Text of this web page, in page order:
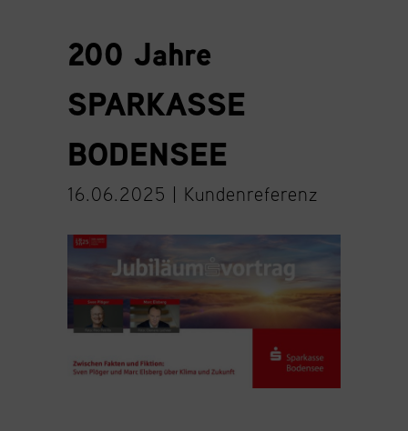
200 Jahre
SPARKASSE
BODENSEE
16.06.2025 | Kundenreferenz